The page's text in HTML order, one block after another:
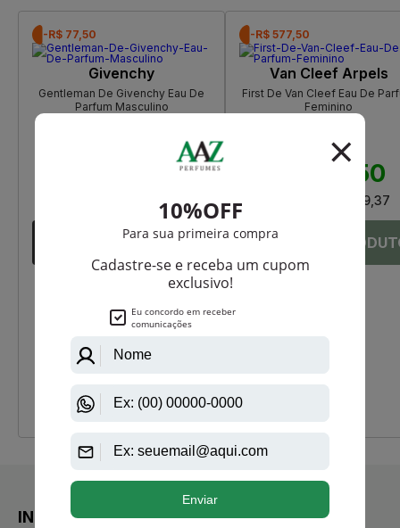
-R$ 77,50
Givenchy
Gentleman De Givenchy Eau De
Parfum Masculino
R$ 59,37
-R$ 577,50
Van Cleef Arpels
First De Van Cleef Eau De
Feminino
R$ 1.290,00
R$ 712,50
R$ 59,37
INSTITUCIONAL